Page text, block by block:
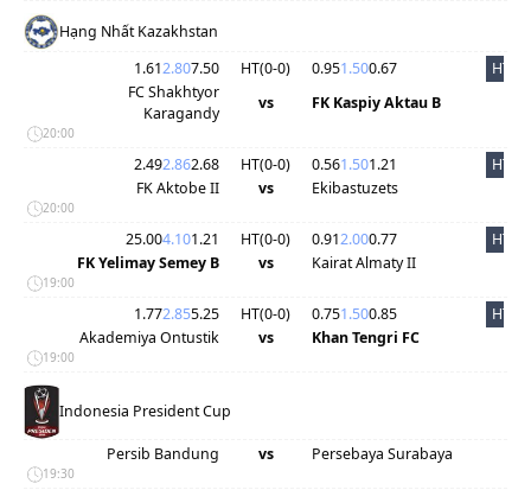
Hạng Nhất Kazakhstan
1.612.807.50 HT(0-0) 0.951.500.67
HT
FC Shakhtyor
Karagandy
vs FK Kaspiy Aktau B
20:00
2.492.862.68 HT(0-0) 0.561.501.21
HT
FK Aktobe II
vs Ekibastuzets
20:00
25.004.101.21 HT(0-0) 0.912.000.77
HT
FK Yelimay Semey B
vs Kairat Almaty II
19:00
1.772.855.25 HT(0-0) 0.751.500.85
HT
Akademiya Ontustik
vs Khan Tengri FC
19:00
Indonesia President Cup
Persib Bandung vs Persebaya Surabaya
19:30